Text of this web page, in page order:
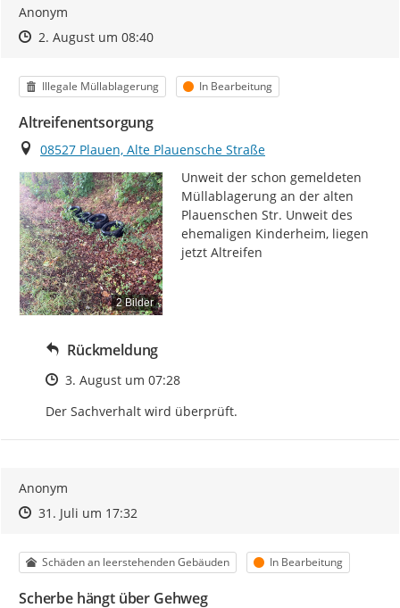
Anonym
Zeitpunkt des Erstellens
Zeitpunkt des Erstellens
2. August um 08:40Zur Äußerung
Kategorie
Illegale Müllablagerung Status
In Bearbeitung
Altreifenentsorgung
Ort
08527 Plauen, Alte Plauensche Straße
2 Bilder
Unweit der schon gemeldeten
Müllablagerung an der alten
Plauenschen Str. Unweit des
ehemaligen Kinderheim, liegen
jetzt Altreifen
Rückmeldung
Zeitpunkt des Erstellens
3. August um 07:28
Der Sachverhalt wird überprüft.
Anonym
Zeitpunkt des Erstellens
Zeitpunkt des Erstellens
31. Juli um 17:32Zur Äußerung
Kategorie
Schäden an leerstehenden Gebäuden Status
In Bearbeitung
Scherbe hängt über Gehweg